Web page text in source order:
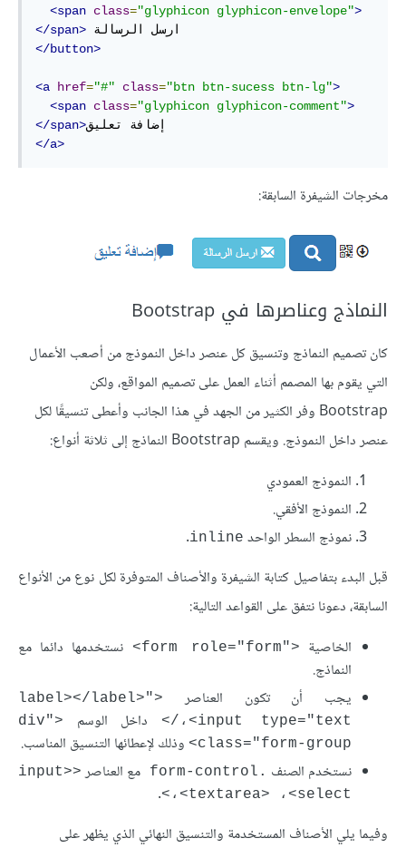
<span class="glyphicon glyphicon-envelope">
</span>
</button>
<a href="#" class="btn btn-sucess btn-lg">
<span class="glyphicon glyphicon-comment">
</span>
</a>
مخرجات الشيفرة السابقة:
النماذج وعناصرها في Bootstrap
كان تصميم النماذج وتنسيق كل عنصر داخل النموذج من أصعب الأعمال
التي يقوم بها المصمم أثناء العمل على تصميم المواقع، ولكن
Bootstrap وفر الكثير من الجهد في هذا الجانب وأعطى تنسيقًا لكل
عنصر داخل النموذج. ويقسم Bootstrap النماذج إلى ثلاثة أنواع:
النموذج العمودي
النموذج الأفقي.
نموذج السطر الواحد inline
.
قبل البدء بتفاصيل كتابة الشيفرة والأصناف المتوفرة لكل نوع من الأنواع
السابقة، دعونا نتفق على القواعد التالية:
الخاصية
<"form role="form>
نستخدمها دائما مع
النماذج.
يجب أن تكون العناصر
<"label></label>
،<input type="text/>
داخل الوسم
<"div
class="form-group>
وذلك لإعطائها التنسيق المناسب.
نستخدم الصنف .form-control مع العناصر
<input>
،<textarea> ،<select>
.
وفيما يلي الأصناف المستخدمة والتنسيق النهائي الذي يظهر على